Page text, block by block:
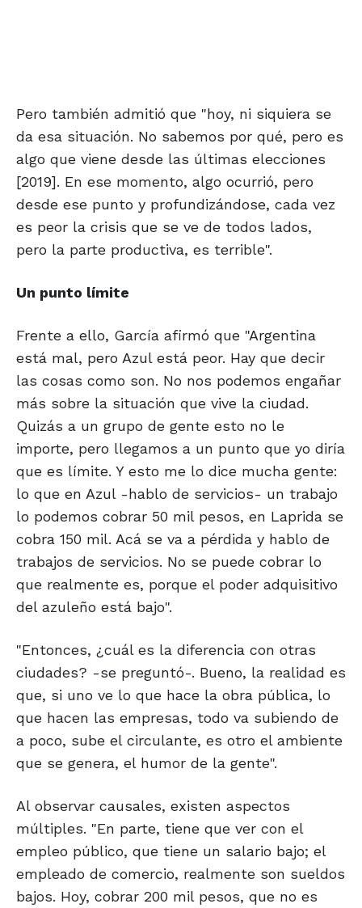
Pero también admitió que "hoy, ni siquiera se
da esa situación. No sabemos por qué, pero es
algo que viene desde las últimas elecciones
[2019]. En ese momento, algo ocurrió, pero
desde ese punto y profundizándose, cada vez
es peor la crisis que se ve de todos lados,
pero la parte productiva, es terrible".
Un punto límite
Frente a ello, García afirmó que "Argentina
está mal, pero Azul está peor. Hay que decir
las cosas como son. No nos podemos engañar
más sobre la situación que vive la ciudad.
Quizás a un grupo de gente esto no le
importe, pero llegamos a un punto que yo diría
que es límite. Y esto me lo dice mucha gente:
lo que en Azul -hablo de servicios- un trabajo
lo podemos cobrar 50 mil pesos, en Laprida se
cobra 150 mil. Acá se va a pérdida y hablo de
trabajos de servicios. No se puede cobrar lo
que realmente es, porque el poder adquisitivo
del azuleño está bajo".
"Entonces, ¿cuál es la diferencia con otras
ciudades? -se preguntó-. Bueno, la realidad es
que, si uno ve lo que hace la obra pública, lo
que hacen las empresas, todo va subiendo de
a poco, sube el circulante, es otro el ambiente
que se genera, el humor de la gente".
Al observar causales, existen aspectos
múltiples. "En parte, tiene que ver con el
empleo público, que tiene un salario bajo; el
empleado de comercio, realmente son sueldos
bajos. Hoy, cobrar 200 mil pesos, que no es